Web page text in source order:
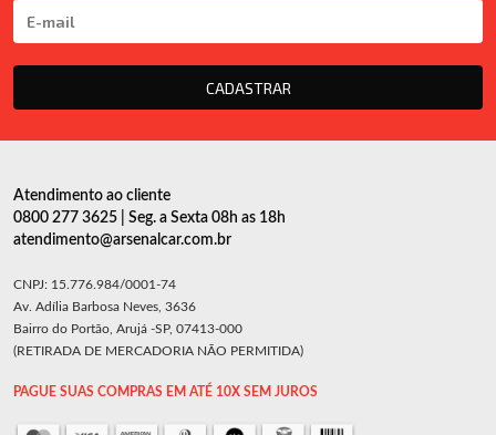
CADASTRAR
Atendimento ao cliente
0800 277 3625 | Seg. a Sexta 08h as 18h
atendimento@arsenalcar.com.br
CNPJ: 15.776.984/0001-74
Av. Adília Barbosa Neves, 3636
Bairro do Portão, Arujá -SP, 07413-000
(RETIRADA DE MERCADORIA NÃO PERMITIDA)
PAGUE SUAS COMPRAS EM ATÉ 10X SEM JUROS